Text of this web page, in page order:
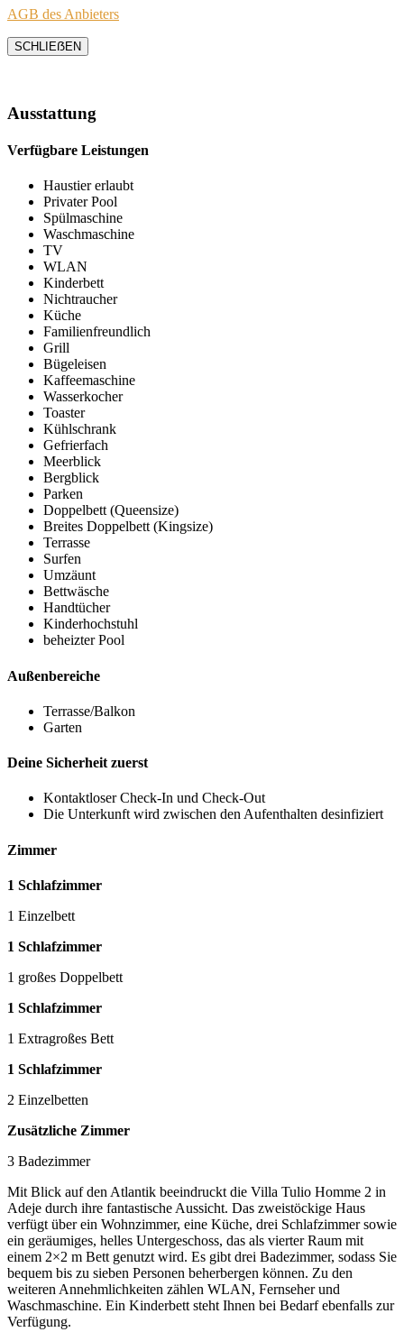
AGB des Anbieters
SCHLIEẞEN
Ausstattung
Verfügbare Leistungen
Haustier erlaubt
Privater Pool
Spülmaschine
Waschmaschine
TV
WLAN
Kinderbett
Nichtraucher
Küche
Familienfreundlich
Grill
Bügeleisen
Kaffeemaschine
Wasserkocher
Toaster
Kühlschrank
Gefrierfach
Meerblick
Bergblick
Parken
Doppelbett (Queensize)
Breites Doppelbett (Kingsize)
Terrasse
Surfen
Umzäunt
Bettwäsche
Handtücher
Kinderhochstuhl
beheizter Pool
Außenbereiche
Terrasse/Balkon
Garten
Deine Sicherheit zuerst
Kontaktloser Check-In und Check-Out
Die Unterkunft wird zwischen den Aufenthalten desinfiziert
Zimmer
1 Schlafzimmer
1 Einzelbett
1 Schlafzimmer
1 großes Doppelbett
1 Schlafzimmer
1 Extragroßes Bett
1 Schlafzimmer
2 Einzelbetten
Zusätzliche Zimmer
3 Badezimmer
Mit Blick auf den Atlantik beeindruckt die Villa Tulio Homme 2 in
Adeje durch ihre fantastische Aussicht. Das zweistöckige Haus
verfügt über ein Wohnzimmer, eine Küche, drei Schlafzimmer sowie
ein geräumiges, helles Untergeschoss, das als vierter Raum mit
einem 2×2 m Bett genutzt wird. Es gibt drei Badezimmer, sodass Sie
bequem bis zu sieben Personen beherbergen können. Zu den
weiteren Annehmlichkeiten zählen WLAN, Fernseher und
Waschmaschine. Ein Kinderbett steht Ihnen bei Bedarf ebenfalls zur
Verfügung.